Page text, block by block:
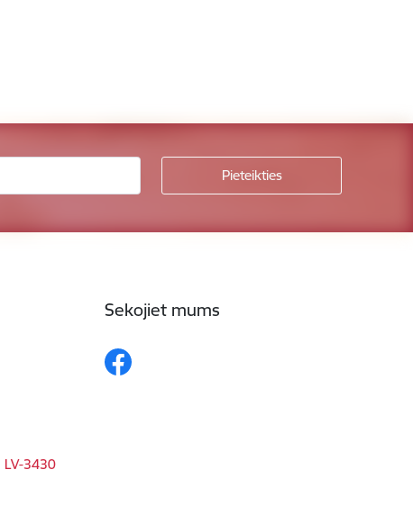
LV-3430
Sekojiet mums